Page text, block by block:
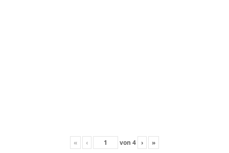
« ‹ von 4 › »